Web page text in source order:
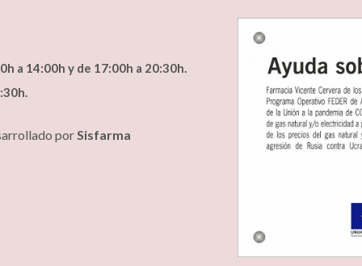
a 14:00h y de 17:00h a 20:30h.
porSisfarma